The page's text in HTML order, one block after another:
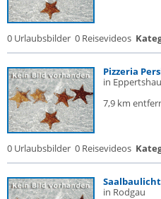
0 Urlaubsbilder 0 Reisevideos
Pizzeria
in
7,9 km
0 Urlaubsbilder 0 Reisevideos
in Rodgau